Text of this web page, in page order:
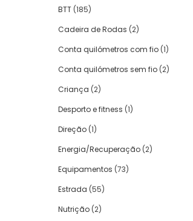
BTT (185)
Cadeira de Rodas (2)
Conta quilómetros com fio (1)
Conta quilómetros sem fio (2)
Criança (2)
Desporto e fitness (1)
Direção (1)
Energia/Recuperação (2)
Equipamentos (73)
Estrada (55)
Nutrição (2)